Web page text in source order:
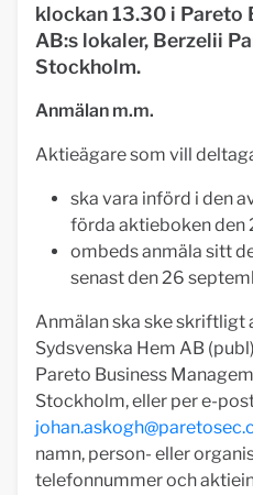
klockan 13.30 i Pareto
AB:s lokaler, Berzelii
Stockholm.
Anmälan m.m.
Aktieägare som vill
ska vara införd i den
förda aktieboken den
ombeds anmäla sitt
senast den 26
Anmälan ska ske skriftligt
Sydsvenska Hem AB
Pareto Business
Stockholm, eller per e-
namn, person- eller
telefonnummer och